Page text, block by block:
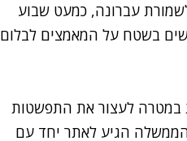
עברונה, כמעט שבוע
בשטח על המאמצים לבלום
במטרה לעצור את התפשטות
הממשלה הגיע לאתר יחד עם